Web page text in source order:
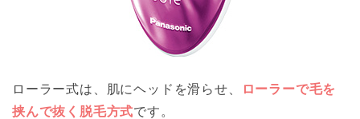
ローラー式は、肌にヘッドを滑らせ、
ローラーで毛を
挟んで抜く脱毛方式です。